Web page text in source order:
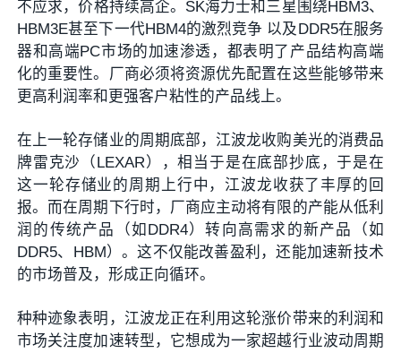
不应求，价格持续高企。SK海力士和三星围绕HBM3、
HBM3E甚至下一代HBM4的激烈竞争 以及DDR5在服务
器和高端PC市场的加速渗透，都表明了产品结构高端
化的重要性。厂商必须将资源优先配置在这些能够带来
更高利润率和更强客户粘性的产品线上。
在上一轮存储业的周期底部，江波龙收购美光的消费品
牌雷克沙（LEXAR），相当于是在底部抄底，于是在
这一轮存储业的周期上行中，江波龙收获了丰厚的回
报。而在周期下行时，厂商应主动将有限的产能从低利
润的传统产品（如DDR4）转向高需求的新产品（如
DDR5、HBM）。这不仅能改善盈利，还能加速新技术
的市场普及，形成正向循环。
种种迹象表明，江波龙正在利用这轮涨价带来的利润和
市场关注度加速转型，它想成为一家超越行业波动周期